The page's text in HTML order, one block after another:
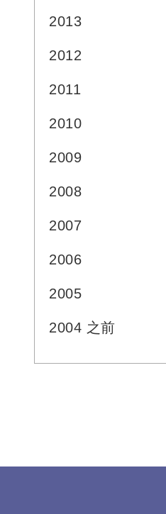
2013
2012
2011
2010
2009
2008
2007
2006
2005
2004 之前